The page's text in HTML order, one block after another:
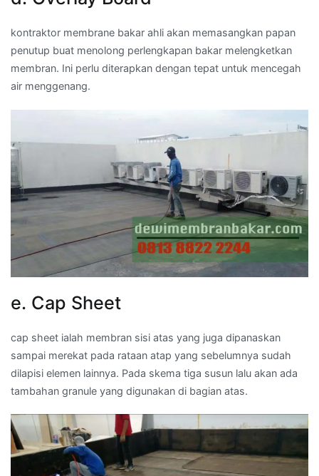
kontraktor membrane bakar ahli akan memasangkan papan
penutup buat menolong perlengkapan bakar melengketkan
membran. Ini perlu diterapkan dengan tepat untuk mencegah
air menggenang.
e. Cap Sheet
cap sheet ialah membran sisi atas yang juga dipanaskan
sampai merekat pada rataan atap yang sebelumnya sudah
dilapisi elemen lainnya. Pada skema tiga susun lalu akan ada
tambahan granule yang digunakan di bagian atas.